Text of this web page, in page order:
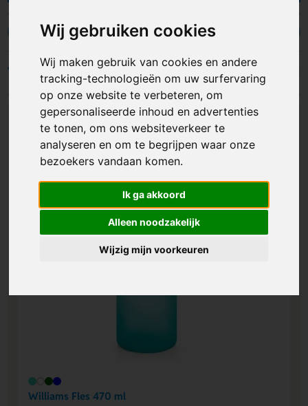
Wij gebruiken cookies
Wij maken gebruik van cookies en andere
tracking-technologieën om uw surfervaring
op onze website te verbeteren, om
gepersonaliseerde inhoud en advertenties
te tonen, om ons websiteverkeer te
analyseren en om te begrijpen waar onze
bezoekers vandaan komen.
Ik ga akkoord
Alleen noodzakelijk
Wijzig mijn voorkeuren
je medewerkers, klanten of bezoekers.
Heupflessen Waterflessen
Filters
Williams Fles 470 ml